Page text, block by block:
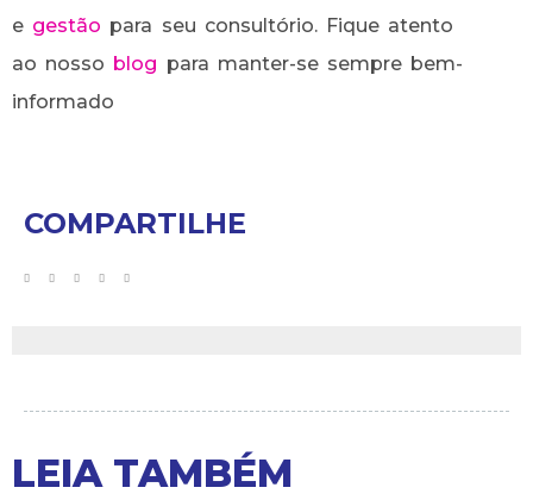
e gestão para seu consultório. Fique atento
ao nosso blog para manter-se sempre bem-
informado
COMPARTILHE
LEIA TAMBÉM